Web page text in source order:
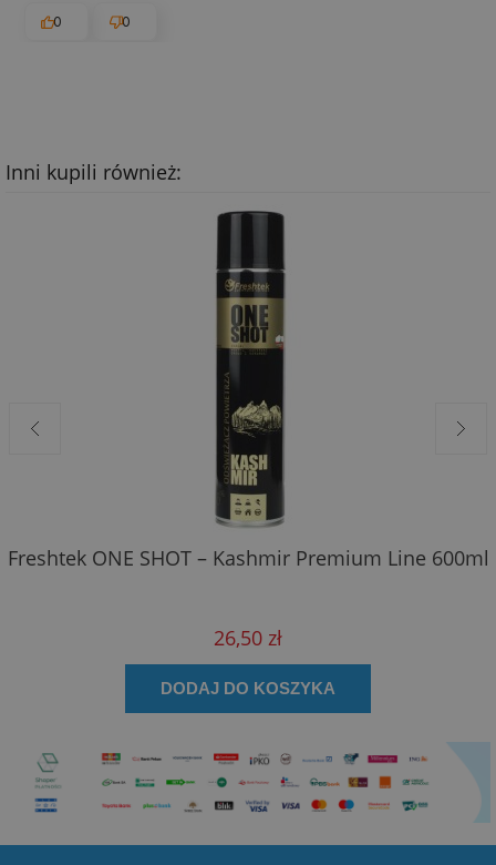
0
0
Inni kupili również:
Freshtek ONE SHOT – Kashmir Premium Line 600ml
26,50 zł
DODAJ DO KOSZYKA